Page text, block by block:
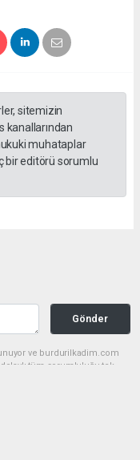
sitemizin
kanallarından
muhataplar
bir editörü sorumlu
Gönder
ve burdurilkadim.com
tüm sorumluluğu tek